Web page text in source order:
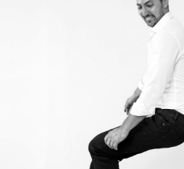
Die Nase isst mit.
befindet sich in
Schauküche mixt
Spülmittel.
Gastronomie
mit. So wird dem